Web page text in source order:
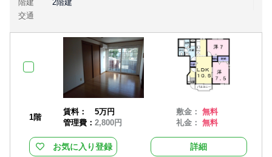
階建
2階建
交通
1階
賃料：
5万円
管理費： 2,800円
敷金：無料
礼金：無料
お気に入り登録 詳細